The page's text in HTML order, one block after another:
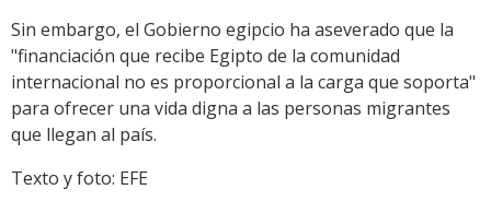
Sin embargo, el Gobierno egipcio ha aseverado que la
"financiación que recibe Egipto de la comunidad
internacional no es proporcional a la carga que soporta"
para ofrecer una vida digna a las personas migrantes
que llegan al país.
Texto y foto: EFE